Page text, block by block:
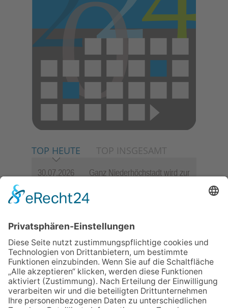
TOP HEUTE TOP INSGESAMT
30.07.2026
Ganz Niederhöchstadt wird zur
06.08.2026
Hisamoto und Tölke begeistern
Wachsmuth
präsentiert sein neues
Programm „Changes“
09.07.2026
Wasserampel steht auf Gelb:
Stadt ruft zum Wassersparen
auf